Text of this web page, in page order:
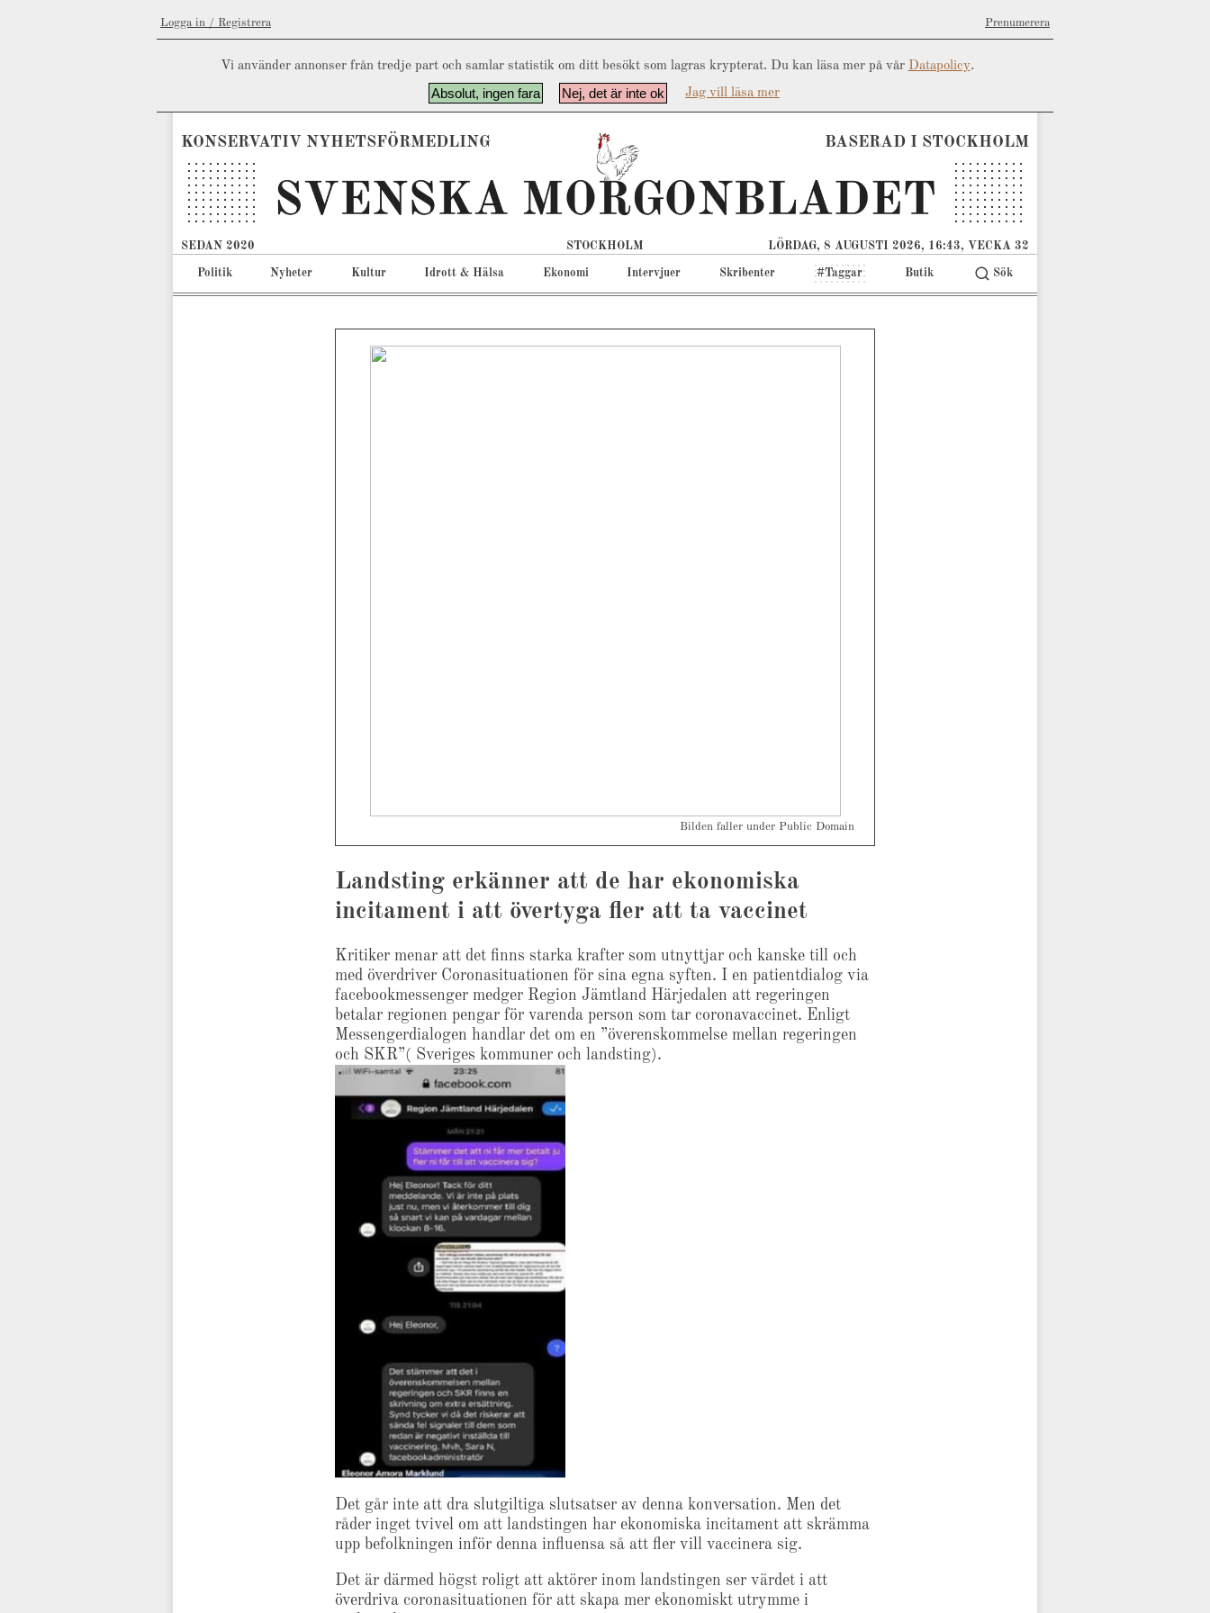
Logga in / Registrera Prenumerera
Vi använder annonser från tredje part och samlar statistik om ditt besökt som lagras krypterat. Du kan läsa mer på vår Datapolicy.
Absolut, ingen fara Nej, det är inte ok Jag vill läsa mer
KONSERVATIV NYHETSFÖRMEDLING BASERAD I STOCKHOLM
SEDAN 2020 STOCKHOLM LÖRDAG, 8 AUGUSTI 2026, 16:43, VECKA 32
Politik Nyheter Kultur Idrott & Hälsa Ekonomi Intervjuer Skribenter #Taggar Butik Sök
Bilden faller under Public Domain
Landsting erkänner att de har ekonomiska
incitament i att övertyga fler att ta vaccinet
Kritiker menar att det finns starka krafter som utnyttjar och kanske till och
med överdriver Coronasituationen för sina egna syften. I en patientdialog via
facebookmessenger medger Region Jämtland Härjedalen att regeringen
betalar regionen pengar för varenda person som tar coronavaccinet. Enligt
Messengerdialogen handlar det om en ”överenskommelse mellan regeringen
och SKR”( Sveriges kommuner och landsting).
Det går inte att dra slutgiltiga slutsatser av denna konversation. Men det
råder inget tvivel om att landstingen har ekonomiska incitament att skrämma
upp befolkningen inför denna influensa så att fler vill vaccinera sig.
Det är därmed högst roligt att aktörer inom landstingen ser värdet i att
överdriva coronasituationen för att skapa mer ekonomiskt utrymme i